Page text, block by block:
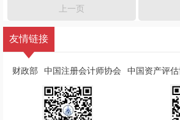
上一页
友情链接
财政部 中国注册会计师协会 中国资产评估